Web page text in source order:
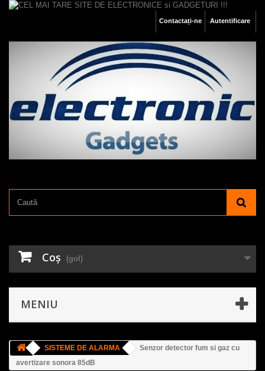
Autentificare
Contactați-ne
Coş (gol)
MENIU
SISTEME DE ALARMA
Senzor detector fum si gaz cu
avertizare sonora 85dB